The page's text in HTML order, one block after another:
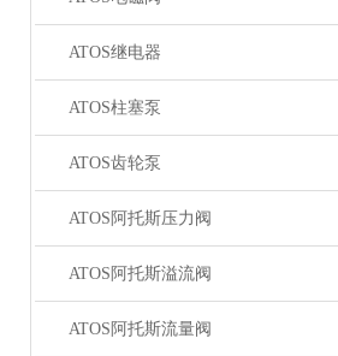
ATOS继电器
ATOS柱塞泵
ATOS齿轮泵
ATOS阿托斯压力阀
ATOS阿托斯溢流阀
ATOS阿托斯流量阀